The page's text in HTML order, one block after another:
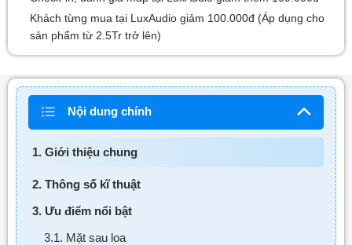
Khách từng mua tại LuxAudio giảm 100.000đ (Áp dụng cho
sản phẩm từ 2.5Tr trở lên)
Nội dung chính
1. Giới thiệu chung
2. Thông số kĩ thuật
3. Ưu điểm nổi bật
3.1. Mặt sau loa